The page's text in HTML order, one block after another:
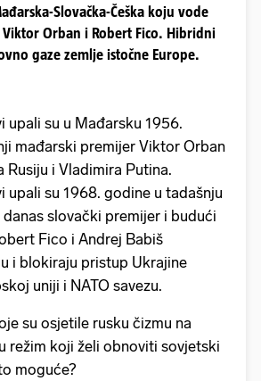
Slovačka-Češka koju vode
Viktor Orban i Robert Fico. Hibridni
gaze zemlje istočne Europe.
upali su u Mađarsku 1956.
mađarski premijer Viktor Orban
Rusiju i Vladimira Putina.
upali su 1968. godine u tadašnju
slovački premijer i budući
Fico i Andrej Babiš
i blokiraju pristup Ukrajine
uniji i NATO savezu.
su osjetile rusku čizmu na
režim koji želi obnoviti sovjetski
moguće?